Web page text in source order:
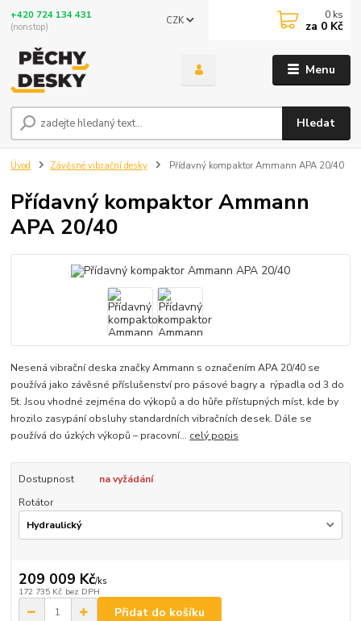
Menu
CZK
Hledat
+420 724 134 431
(nonstop)
0 ks
za 0 Kč
Úvod Závěsné vibrační desky Přídavný kompaktor Ammann APA 20/40
Přídavný kompaktor Ammann
APA 20/40
Nesená vibrační deska značky Ammann s označením APA 20/40 se
používá jako závěsné příslušenství pro pásové bagry a rýpadla od 3 do
5t. Jsou vhodné zejména do výkopů a do hůře přístupných míst, kde by
hrozilo zasypání obsluhy standardních vibračních desek. Dále se
používá do úzkých výkopů – pracovní... celý popis
Dostupnost
na vyžádání
Rotátor
209 009 Kč/ks
172 735 Kč bez DPH
Přidat do košíku